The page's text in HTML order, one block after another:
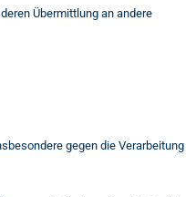
Übermittlung an andere
gegen die Verarbeitung